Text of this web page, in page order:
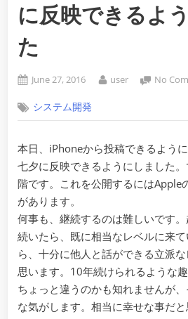
に反映できるよ
た
Posted
June 27, 2016 By
user No
システム開発
本日、iPhoneから投稿できるよう
七夕に反映できるようにしました
階です。これを公開するにはApple
があります。
何事も、継続するのは難しいです
続いたら、既に相当なレベルに来
ら、十分に他人と話ができる立派
思います。10年続けられるような
ちょっと違うのかも知れませんが
な気がします。相当に幸せな事だと